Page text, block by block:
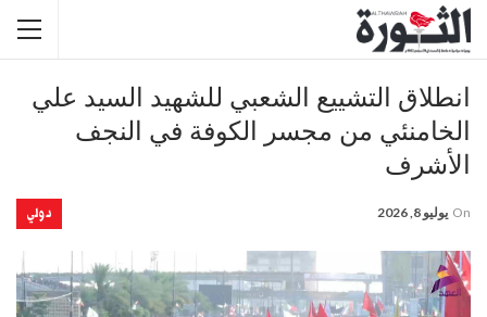
انطلاق التشييع الشعبي للشهيد السيد علي
الخامنئي من مجسر الكوفة في النجف
الأشرف
دولي On يوليو 8, 2026